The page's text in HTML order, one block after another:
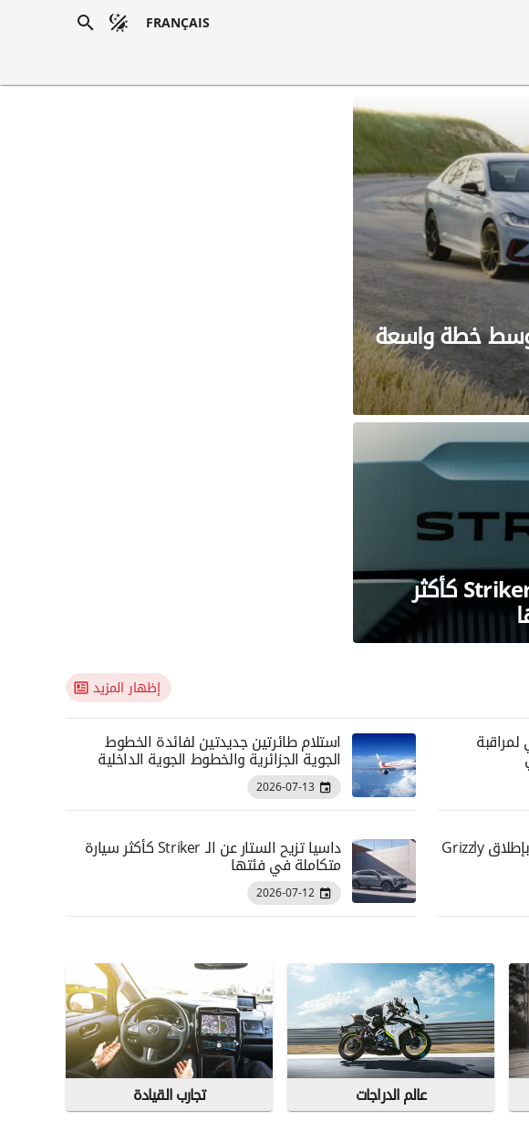
FRANÇAIS
وسط خطة واسعة
داسيا تزيح الستار عن الـ Striker كأكثر
إظهار المزيد
لمراقبة استلام طائرتين جديدتين لفائدة الخطوط
الجوية الجزائرية والخطوط الجوية الداخلية
2026-07-13
فيات توسع تشكيلتها العالمية بإطلاق Grizzly داسيا تزيح الستار عن الـ Striker كأكثر سيارة
متكاملة في فئتها
2026-07-12
عالم الدراجات
تجارب القيادة